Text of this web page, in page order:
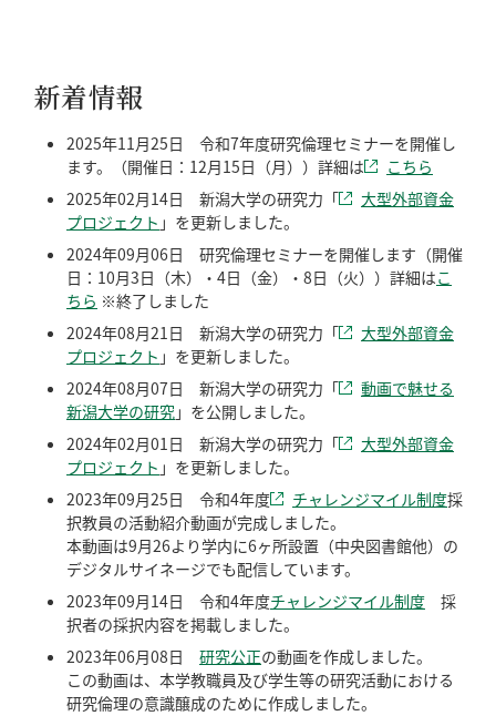
新着情報
2025年11月25日 令和7年度研究倫理セミナーを開催し
ます。（開催日：12月15日（月））詳細は
こちら
2025年02月14日 新潟大学の研究力「
大型外部資金
プロジェクト 」を更新しました。
2024年09月06日 研究倫理セミナーを開催します（開催
日：10月3日（木）・4日（金）・8日（火））詳細はこ
ちら ※終了しました
2024年08月21日 新潟大学の研究力「
大型外部資金
プロジェクト 」を更新しました。
2024年08月07日 新潟大学の研究力「
動画で魅せる
新潟大学の研究」を公開しました。
2024年02月01日 新潟大学の研究力「
大型外部資金
プロジェクト 」を更新しました。
2023年09月25日 令和4年度
チャレンジマイル制度採
択教員の活動紹介動画が完成しました。
本動画は9月26より学内に6ヶ所設置（中央図書館他）の
デジタルサイネージでも配信しています。
2023年09月14日 令和4年度チャレンジマイル制度 採
択者の採択内容を掲載しました。
2023年06月08日 研究公正の動画を作成しました。
この動画は、本学教職員及び学生等の研究活動における
研究倫理の意識醸成のために作成しました。